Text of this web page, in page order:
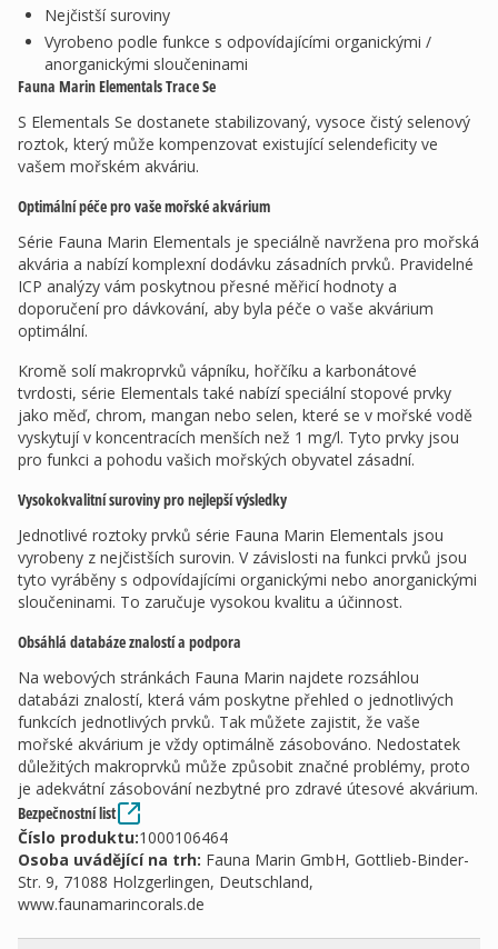
Nejčistší suroviny
Vyrobeno podle funkce s odpovídajícími organickými /
anorganickými sloučeninami
Fauna Marin Elementals Trace Se
S Elementals Se dostanete stabilizovaný, vysoce čistý selenový
roztok, který může kompenzovat existující selendeficity ve
vašem mořském akváriu.
Optimální péče pro vaše mořské akvárium
Série Fauna Marin Elementals je speciálně navržena pro mořská
akvária a nabízí komplexní dodávku zásadních prvků. Pravidelné
ICP analýzy vám poskytnou přesné měřicí hodnoty a
doporučení pro dávkování, aby byla péče o vaše akvárium
optimální.
Kromě solí makroprvků vápníku, hořčíku a karbonátové
tvrdosti, série Elementals také nabízí speciální stopové prvky
jako měď, chrom, mangan nebo selen, které se v mořské vodě
vyskytují v koncentracích menších než 1 mg/l. Tyto prvky jsou
pro funkci a pohodu vašich mořských obyvatel zásadní.
Vysokokvalitní suroviny pro nejlepší výsledky
Jednotlivé roztoky prvků série Fauna Marin Elementals jsou
vyrobeny z nejčistších surovin. V závislosti na funkci prvků jsou
tyto vyráběny s odpovídajícími organickými nebo anorganickými
sloučeninami. To zaručuje vysokou kvalitu a účinnost.
Obsáhlá databáze znalostí a podpora
Na webových stránkách Fauna Marin najdete rozsáhlou
databázi znalostí, která vám poskytne přehled o jednotlivých
funkcích jednotlivých prvků. Tak můžete zajistit, že vaše
mořské akvárium je vždy optimálně zásobováno. Nedostatek
důležitých makroprvků může způsobit značné problémy, proto
je adekvátní zásobování nezbytné pro zdravé útesové akvárium.
Bezpečnostní list
Číslo produktu:1000106464
Osoba uvádějící na trh: Fauna Marin GmbH, Gottlieb-Binder-
Str. 9, 71088 Holzgerlingen, Deutschland,
www.faunamarincorals.de